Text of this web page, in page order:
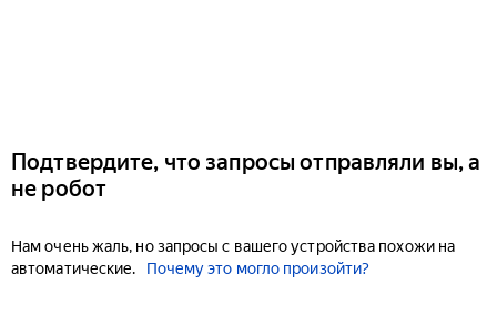
Подтвердите, что запросы отправляли вы, а
не робот
Нам очень жаль, но запросы с вашего устройства похожи на
автоматические.
Почему это могло произойти?